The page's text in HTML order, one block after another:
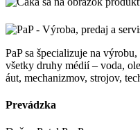
PaP sa špecializuje na
všetky druhy médií – voda,
áut, mechanizmov, strojov,
Prevádzka